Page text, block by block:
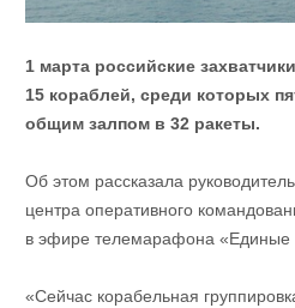
1 марта российские
15 кораблей, среди которых
общим залпом в 32 ракеты.
Об этом рассказала
центра оперативного
в эфире телемарафона «Единые
«Сейчас корабельная